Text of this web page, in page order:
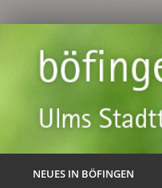
NEUES IN BÖFINGEN